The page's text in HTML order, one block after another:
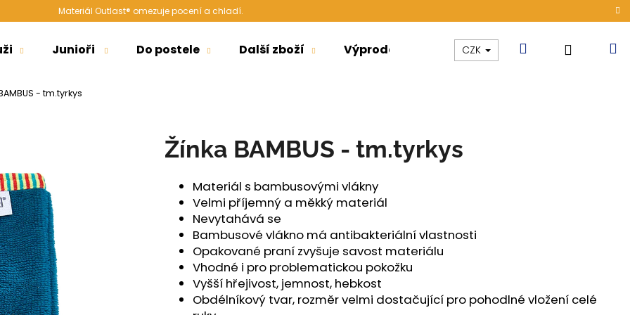
Materiál Outlast® omezuje pocení a chladí.
Junioři Do postele Další zboží Výprodej Kolekce Akce
CZK Hledat
- tm.tyrkys
Žínka BAMBUS - tm.tyrkys
Materiál s bambusovými vlákny
Velmi příjemný a měkký materiál
Nevytahává se
Bambusové vlákno má antibakteriální vlastnosti
Opakované praní zvyšuje savost materiálu
Vhodné i pro problematickou pokožku
Vyšší hřejivost, jemnost, hebkost
Obdélníkový tvar, rozměr velmi dostačující pro pohodlné vložení celé
Doporučujeme
HIGH LONG DÁMSKÉ TENKÉ ŠORTKY HIGH DÁMSKÉ TENKÉ OUTLAST®